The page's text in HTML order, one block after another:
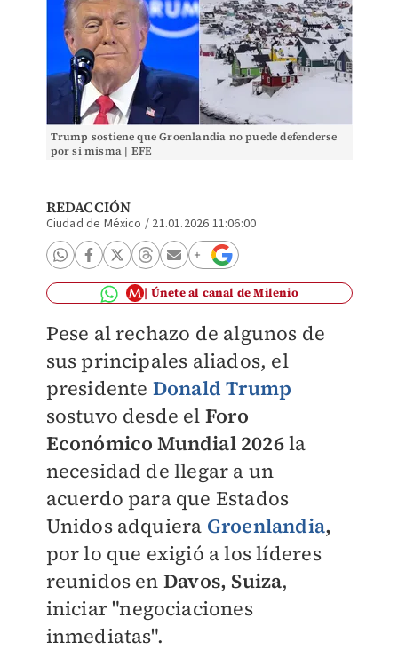
Trump sostiene que Groenlandia no puede defenderse
por si misma | EFE
REDACCIÓN
Ciudad de México / 21.01.2026 11:06:00
Únete al canal de Milenio
Pese al rechazo de algunos de
sus principales aliados, el
presidente Donald Trump
sostuvo desde el Foro
Económico Mundial 2026la
necesidad de llegar a un
acuerdo para que Estados
Unidos adquiera Groenlandia,
por lo que exigió a los líderes
reunidos en Davos, Suiza,
iniciar "negociaciones
inmediatas".